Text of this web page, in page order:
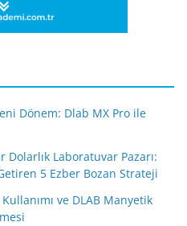
Dönem: Dlab MX Pro ile
Dolarlık Laboratuvar Pazarı:
5 Ezber Bozan Strateji
ve DLAB Manyetik